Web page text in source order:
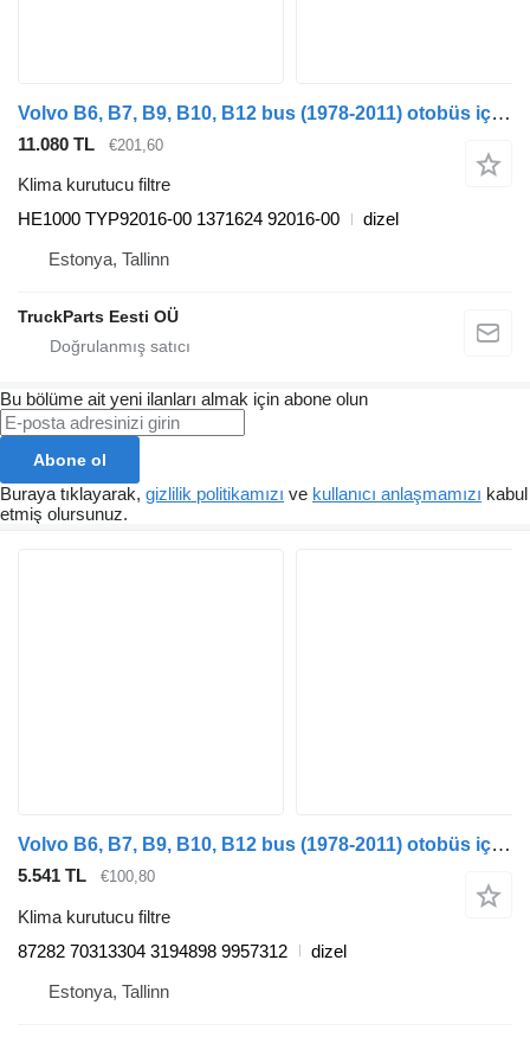
Volvo B6, B7, B9, B10, B12 bus (1978-2011) otobüs için Haldex B12M (01.99-) HE1000 klima kurutucu filtre
11.080 TL €201,60
Klima kurutucu filtre
HE1000 TYP92016-00 1371624 92016-00
dizel
Estonya, Tallinn
TruckParts Eesti OÜ
Bu bölüme ait yeni ilanları almak için abone olun
Abone ol
Buraya tıklayarak, gizlilik politikamızı ve kullanıcı anlaşmamızı kabul
etmiş olursunuz.
Volvo B6, B7, B9, B10, B12 bus (1978-2011) otobüs için Haldex B12M (01.99-) 87282 klima kurutucu filtre
5.541 TL €100,80
Klima kurutucu filtre
87282 70313304 3194898 9957312
dizel
Estonya, Tallinn